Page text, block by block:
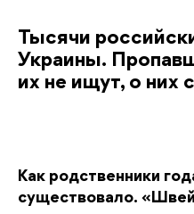
Тысячи
Украины.
их не ищут, о них
Как родственники
существовало.